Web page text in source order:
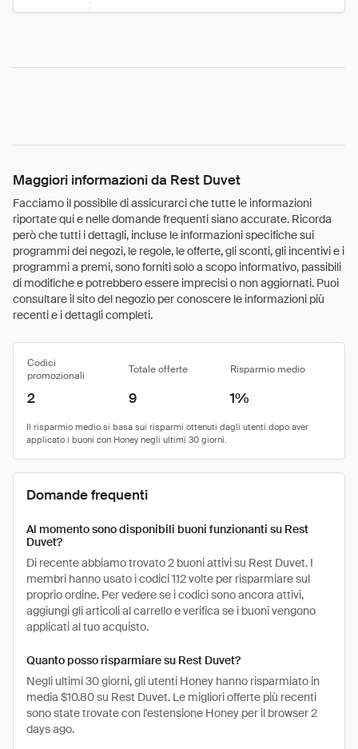
Maggiori informazioni da Rest Duvet
Facciamo il possibile di assicurarci che tutte le informazioni
riportate qui e nelle domande frequenti siano accurate. Ricorda
però che tutti i dettagli, incluse le informazioni specifiche sui
programmi dei negozi, le regole, le offerte, gli sconti, gli incentivi e i
programmi a premi, sono forniti solo a scopo informativo, passibili
di modifiche e potrebbero essere imprecisi o non aggiornati. Puoi
consultare il sito del negozio per conoscere le informazioni più
recenti e i dettagli completi.
Codici
promozionali
Totale offerte Risparmio medio
2 9 1%
Domande frequenti
Al momento sono disponibili buoni funzionanti su Rest
Duvet?
Di recente abbiamo trovato 2 buoni attivi su Rest Duvet. I
membri hanno usato i codici 112 volte per risparmiare sul
proprio ordine. Per vedere se i codici sono ancora attivi,
aggiungi gli articoli al carrello e verifica se i buoni vengono
applicati al tuo acquisto.
Quanto posso risparmiare su Rest Duvet?
Negli ultimi 30 giorni, gli utenti Honey hanno risparmiato in
media $10.80 su Rest Duvet. Le migliori offerte più recenti
sono state trovate con l'estensione Honey per il browser 2
days ago.